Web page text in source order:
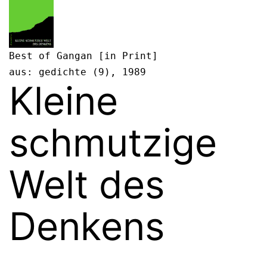
Best of Gangan [in Print]
aus: gedichte (9), 1989
Kleine
schmutzige
Welt des
Denkens